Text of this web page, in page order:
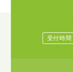
受付時間